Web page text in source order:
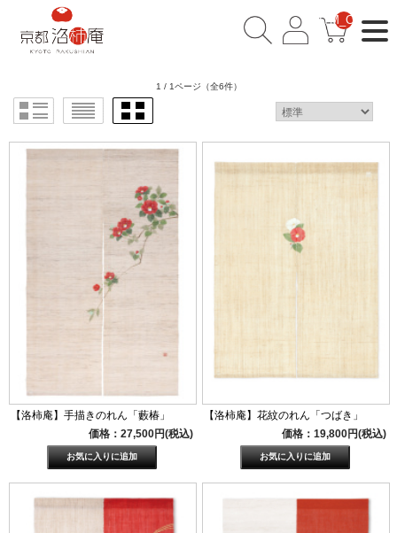
__ITM_CNT__
1 / 1ページ （全6件）
【洛柿庵】手描きのれん「藪椿」
価格：27,500円(税込)
【洛柿庵】花紋のれん「つばき」
価格：19,800円(税込)